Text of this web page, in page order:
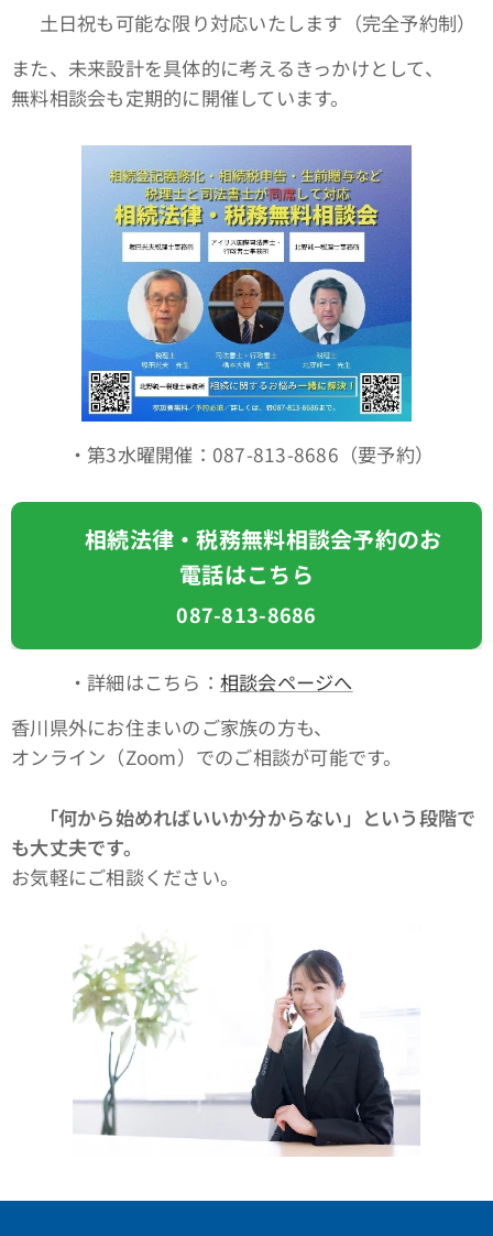
📆 土日祝も可能な限り対応いたします（完全予約制）
また、未来設計を具体的に考えるきっかけとして、
無料相談会も定期的に開催しています。
・第3水曜開催：087-813-8686（要予約）
📞 相続法律・税務無料相談会予約のお
電話はこちら
087-813-8686
・詳細はこちら： 相談会ページへ
香川県外にお住まいのご家族の方も、
オンライン（Zoom）でのご相談が可能です。
「何から始めればいいか分からない」という段階で
も大丈夫です。
お気軽にご相談ください。